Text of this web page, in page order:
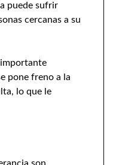
puede sufrir
cercanas a su
importante
pone freno a la
lo que le